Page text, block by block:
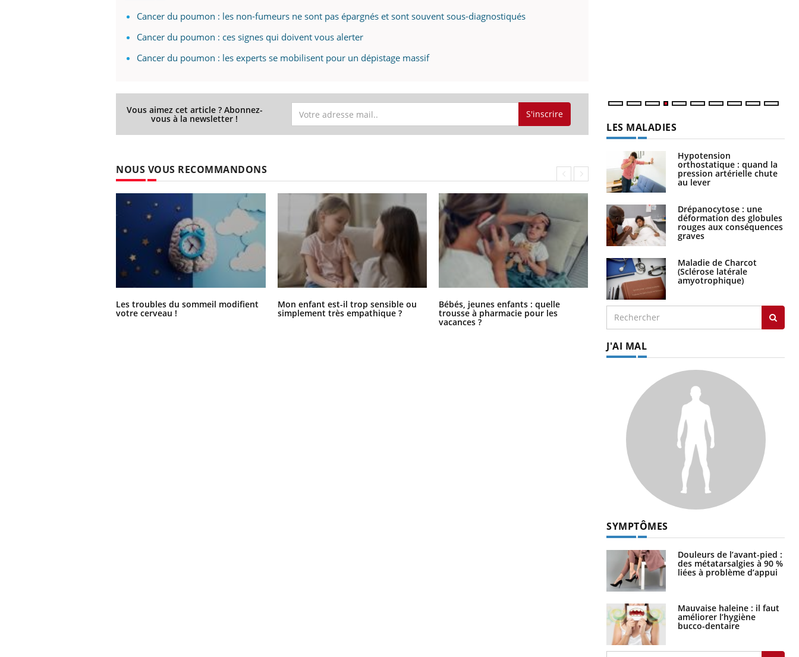
Cancer du poumon : les non-fumeurs ne sont pas épargnés et sont souvent sous-diagnostiqués
Cancer du poumon : ces signes qui doivent vous alerter
Cancer du poumon : les experts se mobilisent pour un dépistage massif
Vous aimez cet article ? Abonnez-
vous à la newsletter ! S'inscrire
NOUS VOUS RECOMMANDONS
Les troubles du sommeil modifient
votre cerveau !
Mon enfant est-il trop sensible ou
simplement très empathique ?
Bébés, jeunes enfants : quelle
trousse à pharmacie pour les
vacances ?
Syndrome métabolique : quels sont
LES MALADIES
Hypotension
orthostatique : quand la
pression artérielle chute
au lever
Drépanocytose : une
déformation des globules
rouges aux conséquences
graves
Maladie de Charcot
(Sclérose latérale
amyotrophique)
J'AI MAL
SYMPTÔMES
Douleurs de l’avant-pied :
des métatarsalgies à 90 %
liées à problème d’appui
Mauvaise haleine : il faut
améliorer l’hygiène
bucco-dentaire